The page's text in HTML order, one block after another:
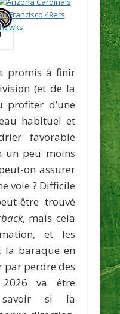
promis à finir
(et de la
profiter d’une
habituel et
favorable
un peu moins
on assurer
voie ? Difficile
être trouvé
, mais cela
et les
la baraque en
par perdre des
va être
savoir si la